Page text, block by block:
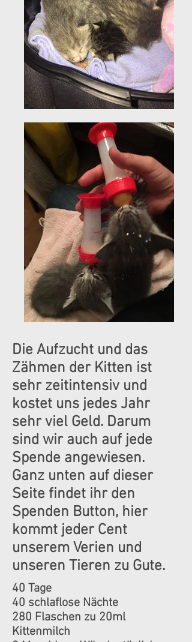
Die Aufzucht und das
Zähmen der Kitten ist
sehr zeitintensiv und
kostet uns jedes Jahr
sehr viel Geld. Darum
sind wir auch auf jede
Spende angewiesen.
Ganz unten auf dieser
Seite findet ihr den
Spenden Button, hier
kommt jeder Cent
unserem Verien und
unseren Tieren zu Gute.
40 Tage
40 schlaflose Nächte
280 Flaschen zu 20ml
Kittenmilch